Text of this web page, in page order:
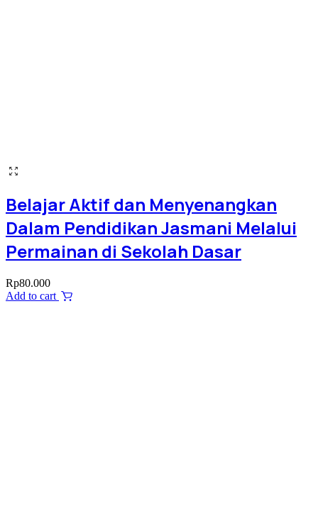
Belajar Aktif dan Menyenangkan
Dalam Pendidikan Jasmani Melalui
Permainan di Sekolah Dasar
Rp80.000
Add to cart